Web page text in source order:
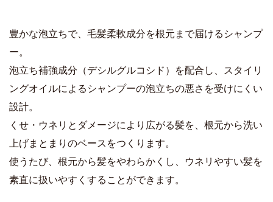
豊かな泡立ちで、毛髪柔軟成分を根元まで届けるシャンプ
ー。
泡立ち補強成分（デシルグルコシド）を配合し、スタイリ
ングオイルによるシャンプーの泡立ちの悪さを受けにくい
設計。
くせ・ウネリとダメージにより広がる髪を、根元から洗い
上げまとまりのベースをつくります。
使うたび、根元から髪をやわらかくし、ウネリやすい髪を
素直に扱いやすくすることができます。